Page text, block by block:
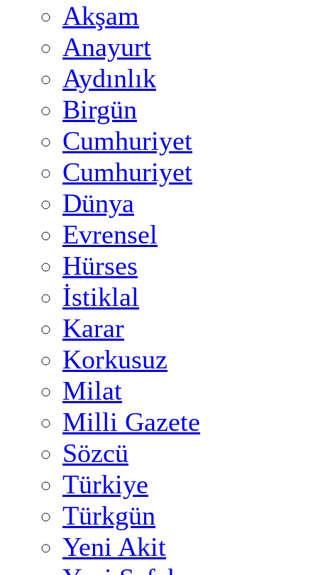
Akşam
Anayurt
Aydınlık
Birgün
Cumhuriyet
Cumhuriyet
Dünya
Evrensel
Hürses
İstiklal
Karar
Korkusuz
Milat
Milli Gazete
Sözcü
Türkiye
Türkgün
Yeni Akit